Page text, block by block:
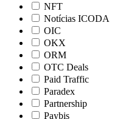
NFT
Notícias ICODA
OIC
OKX
ORM
OTC Deals
Paid Traffic
Paradex
Partnership
Paybis